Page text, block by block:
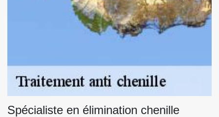
Spécialiste en élimination chenille